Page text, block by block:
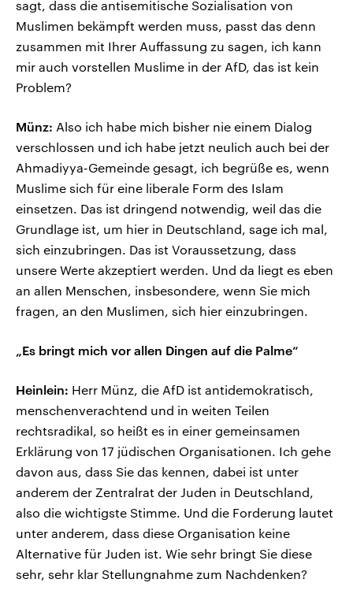
sagt, dass die antisemitische Sozialisation von
Muslimen bekämpft werden muss, passt das denn
zusammen mit Ihrer Auffassung zu sagen, ich kann
mir auch vorstellen Muslime in der AfD, das ist kein
Problem?
Münz: Also ich habe mich bisher nie einem Dialog
verschlossen und ich habe jetzt neulich auch bei der
Ahmadiyya-Gemeinde gesagt, ich begrüße es, wenn
Muslime sich für eine liberale Form des Islam
einsetzen. Das ist dringend notwendig, weil das die
Grundlage ist, um hier in Deutschland, sage ich mal,
sich einzubringen. Das ist Voraussetzung, dass
unsere Werte akzeptiert werden. Und da liegt es eben
an allen Menschen, insbesondere, wenn Sie mich
fragen, an den Muslimen, sich hier einzubringen.
„Es bringt mich vor allen Dingen auf die Palme“
Heinlein: Herr Münz, die AfD ist antidemokratisch,
menschenverachtend und in weiten Teilen
rechtsradikal, so heißt es in einer gemeinsamen
Erklärung von 17 jüdischen Organisationen. Ich gehe
davon aus, dass Sie das kennen, dabei ist unter
anderem der Zentralrat der Juden in Deutschland,
also die wichtigste Stimme. Und die Forderung lautet
unter anderem, dass diese Organisation keine
Alternative für Juden ist. Wie sehr bringt Sie diese
sehr, sehr klar Stellungnahme zum Nachdenken?